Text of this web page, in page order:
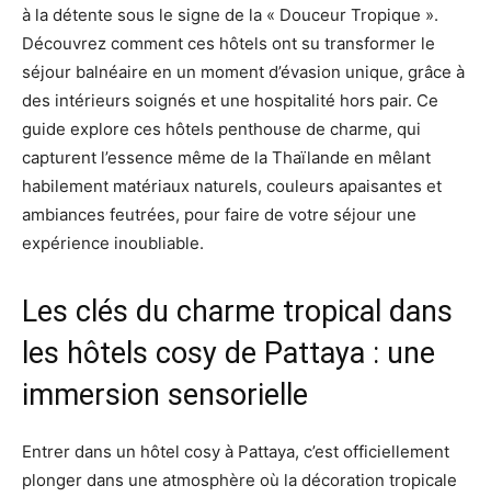
à la détente sous le signe de la « Douceur Tropique ».
Découvrez comment ces hôtels ont su transformer le
séjour balnéaire en un moment d’évasion unique, grâce à
des intérieurs soignés et une hospitalité hors pair. Ce
guide explore ces hôtels penthouse de charme, qui
capturent l’essence même de la Thaïlande en mêlant
habilement matériaux naturels, couleurs apaisantes et
ambiances feutrées, pour faire de votre séjour une
expérience inoubliable.
Les clés du charme tropical dans
les hôtels cosy de Pattaya : une
immersion sensorielle
Entrer dans un hôtel cosy à Pattaya, c’est officiellement
plonger dans une atmosphère où la décoration tropicale